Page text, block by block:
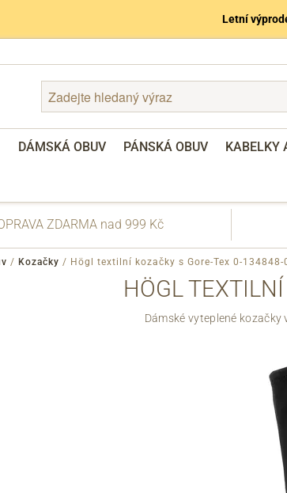
Letní
DÁMSKÁ OBUV PÁNSKÁ OBUV KABELKY
ZDARMA nad 999 Kč
/ Kozačky / Högl textilní kozačky s Gore-Tex 0-134848-
HÖGL
Dámské vyteplené kozačky